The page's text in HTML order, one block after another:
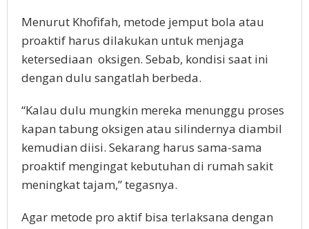
Menurut Khofifah, metode jemput bola atau
proaktif harus dilakukan untuk menjaga
ketersediaan oksigen. Sebab, kondisi saat ini
dengan dulu sangatlah berbeda.
“Kalau dulu mungkin mereka menunggu proses
kapan tabung oksigen atau silindernya diambil
kemudian diisi. Sekarang harus sama-sama
proaktif mengingat kebutuhan di rumah sakit
meningkat tajam,” tegasnya.
Agar metode pro aktif bisa terlaksana dengan